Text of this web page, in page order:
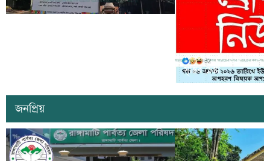
সাজেকে অপহরণের গুজব
সৃষ্টির চেষ্টা
জনপ্রিয়